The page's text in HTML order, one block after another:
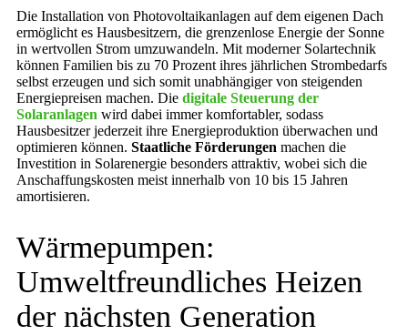
Die Installation von Photovoltaikanlagen auf dem eigenen Dach
ermöglicht es Hausbesitzern, die grenzenlose Energie der Sonne
in wertvollen Strom umzuwandeln. Mit moderner Solartechnik
können Familien bis zu 70 Prozent ihres jährlichen Strombedarfs
selbst erzeugen und sich somit unabhängiger von steigenden
Energiepreisen machen. Die digitale Steuerung der
Solaranlagen wird dabei immer komfortabler, sodass
Hausbesitzer jederzeit ihre Energieproduktion überwachen und
optimieren können. Staatliche Förderungen machen die
Investition in Solarenergie besonders attraktiv, wobei sich die
Anschaffungskosten meist innerhalb von 10 bis 15 Jahren
amortisieren.
Wärmepumpen:
Umweltfreundliches Heizen
der nächsten Generation